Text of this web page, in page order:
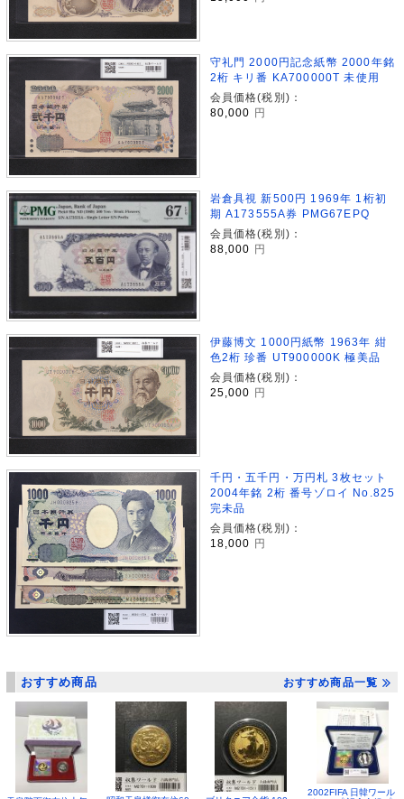
守礼門 2000円記念紙幣 2000年銘
2桁 キリ番 KA700000T 未使用
会員価格(税別)：
80,000
円
岩倉具視 新500円 1969年 1桁初
期 A173555A券 PMG67EPQ
会員価格(税別)：
88,000 円
伊藤博文 1000円紙幣 1963年 紺
色2桁 珍番 UT900000K 極美品
会員価格(税別)：
25,000 円
千円・五千円・万円札 3枚セット
2004年銘 2桁 番号ゾロイ No.825
完未品
会員価格(税別)：
18,000
円
おすすめ商品 おすすめ商品一覧
2002FIFA 日韓ワール